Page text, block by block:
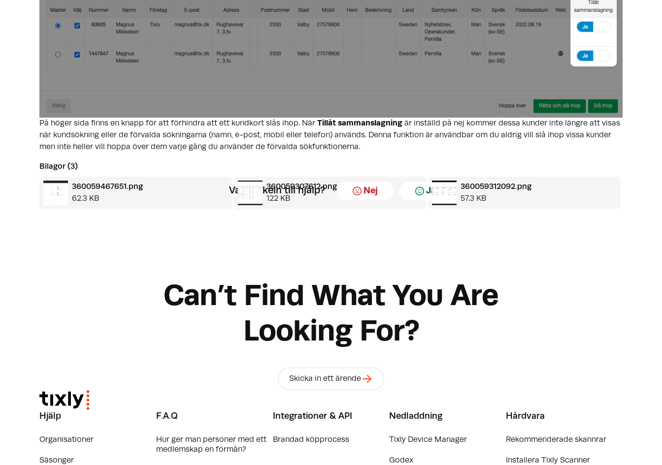
På höger sida finns en knapp för att förhindra att ett kundkort slås ihop. När Tillåt sammanslagning är inställd på nej kommer dessa kunder inte längre att visas
när kundsökning eller de förvalda sökningarna (namn, e-post, mobil eller telefon) används. Denna funktion är användbar om du aldrig vill slå ihop vissa kunder
men inte heller vill hoppa över dem varje gång du använder de förvalda sökfunktionerna.
Bilagor (3)
360059467651.png
62.3 KB
360059307612.png
122 KB
360059312092.png
57.3 KB
Var artikeln till hjälp? Nej Ja
Can’t Find What You Are
Looking For?
Skicka in ett ärende
Hjälp
Organisationer
Säsonger
F.A.Q
Hur ger man personer med ett
medlemskap en förmån?
Integrationer & API
Brandad köpprocess
Nedladdning
Tixly Device Manager
Godex
Hårdvara
Rekommenderade skannrar
Installera Tixly Scanner